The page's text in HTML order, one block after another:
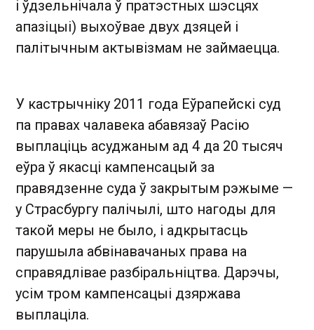
і ўдзельнічала ў пратэстных шэсцях
апазіцыі) выхоўвае двух дзяцей і
палітычным актывізмам не займаецца.
У кастрычніку 2011 года Еўрапейскі суд
па правах чалавека абавязаў Расію
выплаціць асуджаным ад 4 да 20 тысяч
еўра ў якасці кампенсацый за
правядзенне суда ў закрытым рэжыме —
у Страсбургу палічылі, што нагоды для
такой меры не было, і адкрытасць
парушыла абвінавачаных права на
справядлівае разбіральніцтва. Дарэчы,
усім тром кампенсацыі дзяржава
выплаціла.